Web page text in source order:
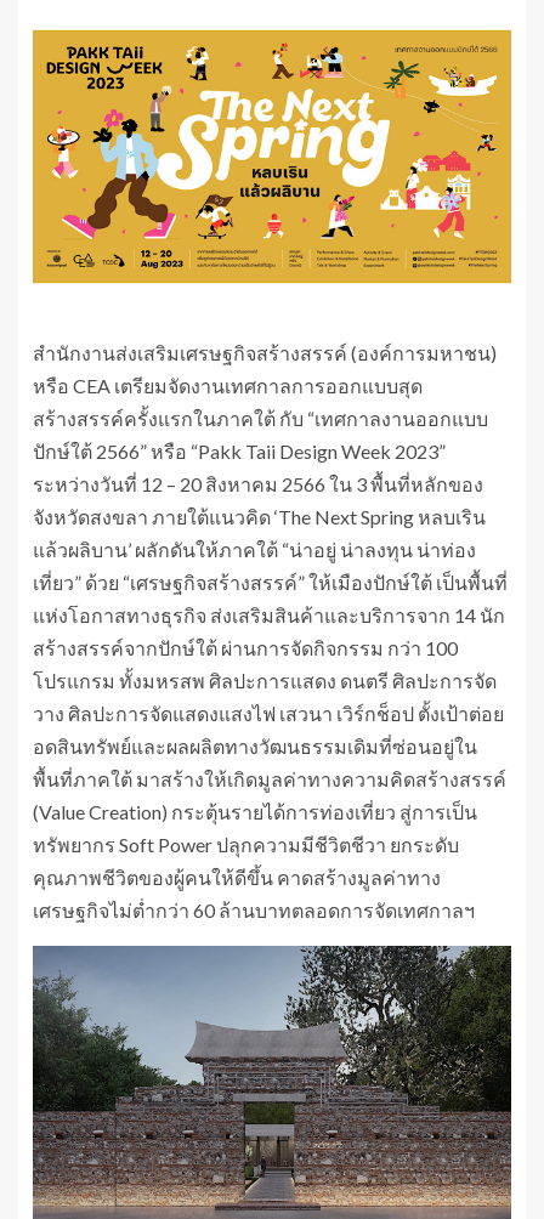
สำนักงานส่งเสริมเศรษฐกิจสร้างสรรค์ (องค์การมหาชน)
หรือ CEA เตรียมจัดงานเทศกาลการออกแบบสุด
สร้างสรรค์ครั้งแรกในภาคใต้ กับ “เทศกาลงานออกแบบ
ปักษ์ใต้ 2566” หรือ “Pakk Taii Design Week 2023”
ระหว่างวันที่ 12 – 20 สิงหาคม 2566 ใน 3 พื้นที่หลักของ
จังหวัดสงขลา ภายใต้แนวคิด ‘The Next Spring หลบเริน
แล้วผลิบาน’ ผลักดันให้ภาคใต้ “น่าอยู่ น่าลงทุน น่าท่อง
เที่ยว” ด้วย “เศรษฐกิจสร้างสรรค์” ให้เมืองปักษ์ใต้ เป็นพื้นที่
แห่งโอกาสทางธุรกิจ ส่งเสริมสินค้าและบริการจาก 14 นัก
สร้างสรรค์จากปักษ์ใต้ ผ่านการจัดกิจกรรม กว่า 100
โปรแกรม ทั้งมหรสพ ศิลปะการแสดง ดนตรี ศิลปะการจัด
วาง ศิลปะการจัดแสดงแสงไฟ เสวนา เวิร์กช็อป ตั้งเป้าต่อย
อดสินทรัพย์และผลผลิตทางวัฒนธรรมเดิมที่ซ่อนอยู่ใน
พื้นที่ภาคใต้ มาสร้างให้เกิดมูลค่าทางความคิดสร้างสรรค์
(Value Creation) กระตุ้นรายได้การท่องเที่ยว สู่การเป็น
ทรัพยากร Soft Power ปลุกความมีชีวิตชีวา ยกระดับ
คุณภาพชีวิตของผู้คนให้ดีขึ้น คาดสร้างมูลค่าทาง
เศรษฐกิจไม่ต่ำกว่า 60 ล้านบาทตลอดการจัดเทศกาลฯ